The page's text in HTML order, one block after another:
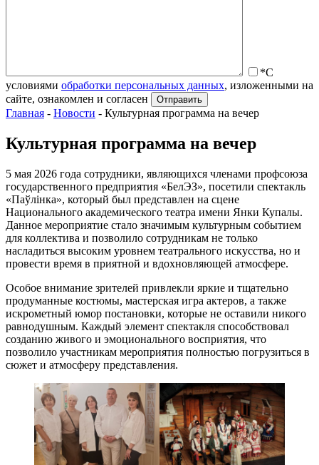
*С
условиями обработки персональных данных, изложенными на
сайте, ознакомлен и согласен
Главная - Новости - Культурная программа на вечер
Культурная программа на вечер
5 мая 2026 года сотрудники, являющихся членами профсоюза
государственного предприятия «БелЭЗ», посетили спектакль
«Паўлінка», который был представлен на сцене
Национального академического театра имени Янки Купалы.
Данное мероприятие стало значимым культурным событием
для коллектива и позволило сотрудникам не только
насладиться высоким уровнем театрального искусства, но и
провести время в приятной и вдохновляющей атмосфере.
Особое внимание зрителей привлекли яркие и тщательно
продуманные костюмы, мастерская игра актеров, а также
искрометный юмор постановки, которые не оставили никого
равнодушным. Каждый элемент спектакля способствовал
созданию живого и эмоционального восприятия, что
позволило участникам мероприятия полностью погрузиться в
сюжет и атмосферу представления.